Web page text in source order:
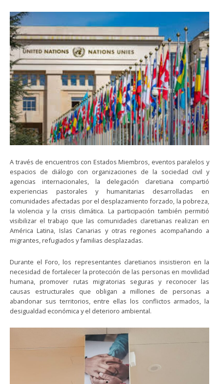
A través de encuentros con Estados Miembros, eventos paralelos y
espacios de diálogo con organizaciones de la sociedad civil y
agencias internacionales, la delegación claretiana compartió
experiencias pastorales y humanitarias desarrolladas en
comunidades afectadas por el desplazamiento forzado, la pobreza,
la violencia y la crisis climática. La participación también permitió
visibilizar el trabajo que las comunidades claretianas realizan en
América Latina, Islas Canarias y otras regiones acompañando a
migrantes, refugiados y familias desplazadas.
Durante el Foro, los representantes claretianos insistieron en la
necesidad de fortalecer la protección de las personas en movilidad
humana, promover rutas migratorias seguras y reconocer las
causas estructurales que obligan a millones de personas a
abandonar sus territorios, entre ellas los conflictos armados, la
desigualdad económica y el deterioro ambiental.